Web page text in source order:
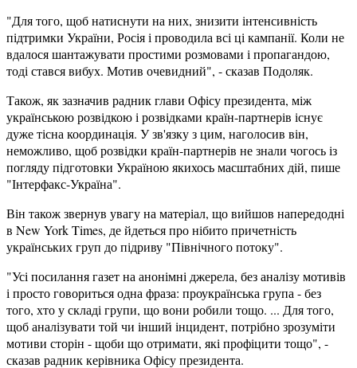
"Для того, щоб натиснути на них, знизити інтенсивність
підтримки України, Росія і проводила всі ці кампанії. Коли не
вдалося шантажувати простими розмовами і пропагандою,
тоді стався вибух. Мотив очевидний", - сказав Подоляк.
Також, як зазначив радник глави Офісу президента, між
українською розвідкою і розвідками країн-партнерів існує
дуже тісна координація. У зв'язку з цим, наголосив він,
неможливо, щоб розвідки країн-партнерів не знали чогось із
погляду підготовки Україною якихось масштабних дій, пише
"Інтерфакс-Україна".
Він також звернув увагу на матеріал, що вийшов напередодні
в New York Times, де йдеться про нібито причетність
українських груп до підриву "Північного потоку".
"Усі посилання газет на анонімні джерела, без аналізу мотивів
і просто говориться одна фраза: проукраїнська група - без
того, хто у складі групи, що вони робили тощо. ... Для того,
щоб аналізувати той чи інший інцидент, потрібно зрозуміти
мотиви сторін - щоби що отримати, які профіцити тощо", -
сказав радник керівника Офісу президента.